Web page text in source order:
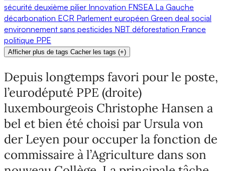
sécurité deuxième pilier Innovation FNSEA La Gauche
décarbonation ECR Parlement européen Green deal social
environnement sans pesticides NBT déforestation France
politique PPE
Afficher plus de tags Cacher les tags (+)
Depuis longtemps favori pour le poste,
l’eurodéputé PPE (droite)
luxembourgeois Christophe Hansen a
bel et bien été choisi par Ursula von
der Leyen pour occuper la fonction de
commissaire à l’Agriculture dans son